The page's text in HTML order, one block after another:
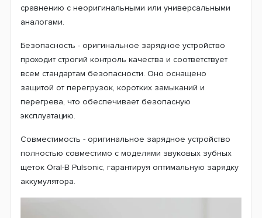
сравнению с неоригинальными или универсальными
аналогами.
Безопасность - оригинальное зарядное устройство
проходит строгий контроль качества и соответствует
всем стандартам безопасности. Оно оснащено
защитой от перегрузок, коротких замыканий и
перегрева, что обеспечивает безопасную
эксплуатацию.
Совместимость - оригинальное зарядное устройство
полностью совместимо с моделями звуковых зубных
щеток Oral-B Pulsonic, гарантируя оптимальную зарядку
аккумулятора.